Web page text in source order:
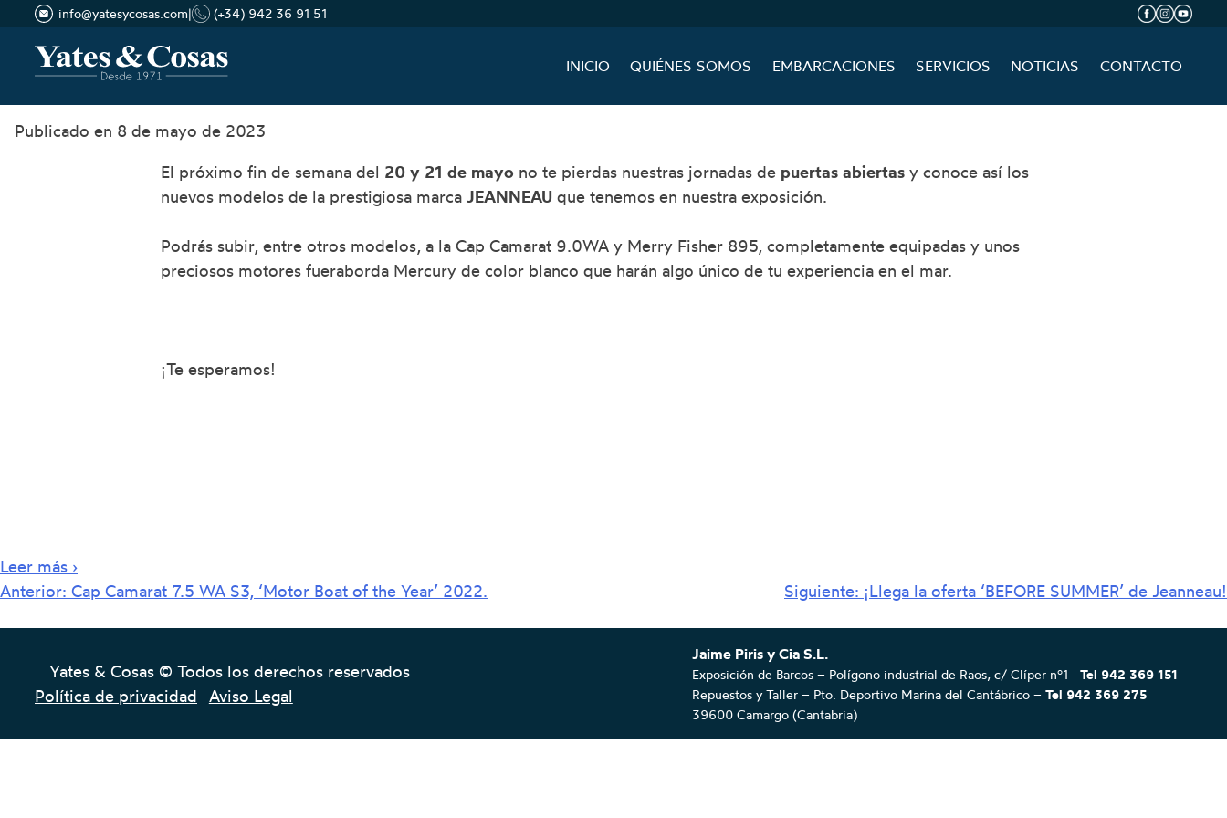
Saltar
info@yatesycosas.com| (+34) 942 36 91 51
INICIO QUIÉNES SOMOS EMBARCACIONES SERVICIOS NOTICIAS CONTACTO
Publicado en 8 de mayo de 2023
El próximo fin de semana del 20 y 21 de mayo no te pierdas nuestras jornadas de puertas abiertas y conoce así los
nuevos modelos de la prestigiosa marca JEANNEAU que tenemos en nuestra exposición.
Podrás subir, entre otros modelos, a la Cap Camarat 9.0WA y Merry Fisher 895, completamente equipadas y unos
preciosos motores fueraborda Mercury de color blanco que harán algo único de tu experiencia en el mar.
¡Te esperamos!
Leer más ›
Navegación
de
entradas
Anterior: Cap Camarat 7.5 WA S3, ‘Motor Boat of the Year’ 2022. Siguiente: ¡Llega la oferta ‘BEFORE SUMMER’ de Jeanneau!
Yates & Cosas © Todos los derechos reservados
Política de privacidad
Aviso Legal
Jaime Piris y Cia S.L.
Exposición de Barcos – Polígono industrial de Raos, c/ Clíper nº1- Tel 942 369 151
Repuestos y Taller – Pto. Deportivo Marina del Cantábrico – Tel 942 369 275
39600 Camargo (Cantabria)